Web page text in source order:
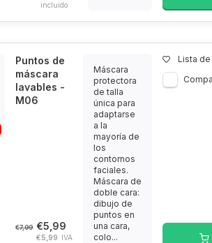
incluido
Puntos de
máscara
lavables -
M06
€7,99 €5,99
€5,99 IVA
Máscara
protectora
de talla
única para
adaptarse
a la
mayoría de
los
contornos
faciales.
Máscara de
doble cara:
dibujo de
puntos en
una cara,
colo...
Lista